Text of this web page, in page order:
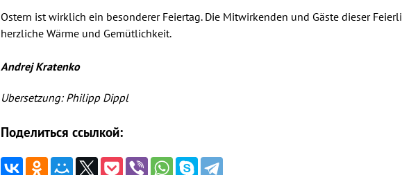
Ostern ist wirklich ein besonderer Feiertag. Die Mitwirkenden und Gäste dieser
herzliche Wärme und Gemütlichkeit.
Andrej Kratenko
Ubersetzung: Philipp Dippl
Поделиться ссылкой: